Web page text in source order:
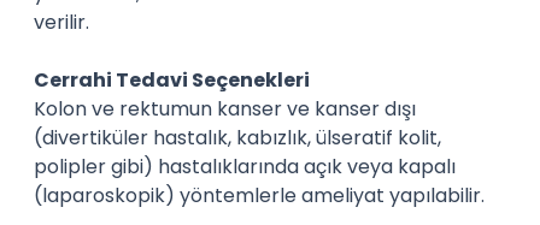
verilir.
Cerrahi Tedavi Seçenekleri
Kolon ve rektumun kanser ve kanser dışı
(divertiküler hastalık, kabızlık, ülseratif kolit,
polipler gibi) hastalıklarında açık veya kapalı
(laparoskopik) yöntemlerle ameliyat yapılabilir.